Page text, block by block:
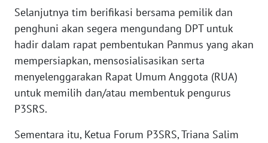
Selanjutnya tim berifikasi bersama pemilik dan
penghuni akan segera mengundang DPT untuk
hadir dalam rapat pembentukan Panmus yang akan
mempersiapkan, mensosialisasikan serta
menyelenggarakan Rapat Umum Anggota (RUA)
untuk memilih dan/atau membentuk pengurus
P3SRS.
Sementara itu, Ketua Forum P3SRS, Triana Salim
WN
TANJUNG
LESUNG
KARO
WN